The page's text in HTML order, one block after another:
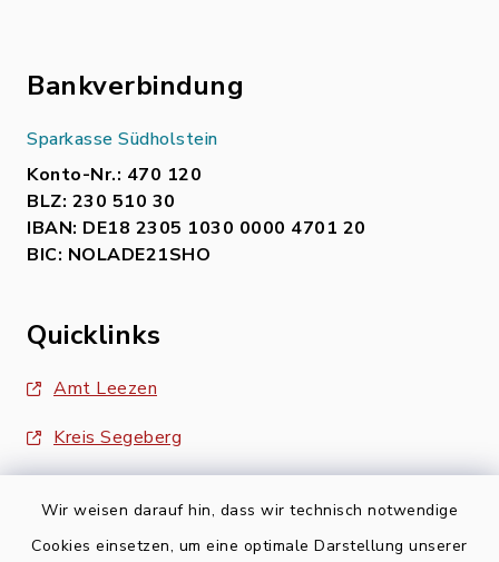
Wir weisen darauf hin, dass wir technisch notwendige
Cookies einsetzen, um eine optimale Darstellung unserer
Bankverbindung
Sparkasse Südholstein
Konto-Nr.: 470 120
BLZ: 230 510 30
IBAN: DE18 2305 1030 0000 4701 20
BIC: NOLADE21SHO
Quicklinks
Amt Leezen
Kreis Segeberg